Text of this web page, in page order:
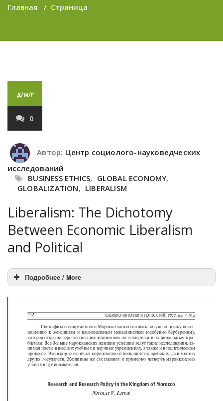
Главная / Страница
д/м/г
0
Автор: Центр социолого-науковедческих
исследований
BUSINESS ETHICS, GLOBAL ECONOMY,
GLOBALIZATION, LIBERALISM
Liberalism: The Dichotomy
Between Economic Liberalism
and Political
Подробнее / More